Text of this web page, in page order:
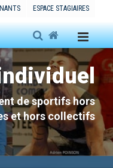
ESPACE STAGIAIRES
de sportifs hors
et hors collectifs